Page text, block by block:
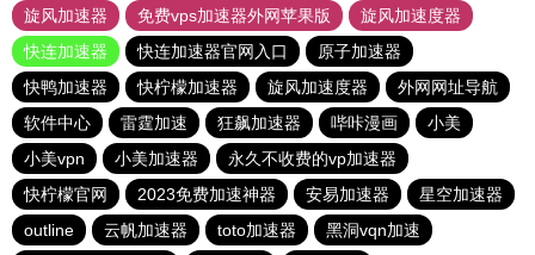
旋风加速器
免费vps加速器外网苹果版
旋风加速度器
快连加速器
快连加速器官网入口
原子加速器
快鸭加速器
快柠檬加速器 旋风加速度器
外网网址导航
软件中心
雷霆加速 狂飙加速器 哔咔漫画
小美
小美vpn
小美加速器
永久不收费的vp加速器
快柠檬官网
2023免费加速神器 安易加速器
星空加速器
outline
云帆加速器 toto加速器
黑洞vqn加速